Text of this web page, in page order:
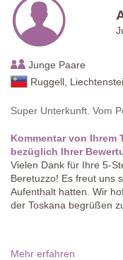
Junge Paare
Ruggell,
Super Unterkunft. Vom
Kommentar von Ihrem
bezüglich Ihrer
Vielen Dank für Ihre 5-
Beretuzzo! Es freut uns
Aufenthalt hatten. Wir
der Toskana begrüßen
Mehr erfahren